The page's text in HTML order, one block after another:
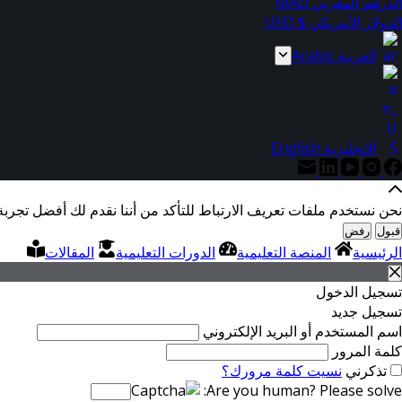
الدولار الأمريكي $ USD
العربية Arabic
الإنجليزية English
نحن نستخدم ملفات تعريف الارتباط للتأكد من أننا نقدم لك أفضل
قبول رفض
الرئيسية المنصة التعليمية الدورات التعليمية
المقالات
تسجيل الدخول
تسجيل جديد
اسم المستخدم أو البريد الإلكتروني
كلمة المرور
تذكرني نسيت كلمة مرورك؟
Are you human? Please solve: